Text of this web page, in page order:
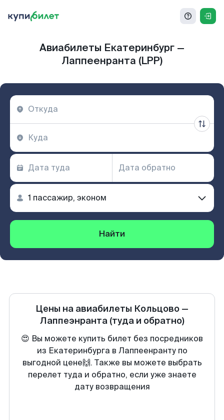
Авиабилеты Екатеринбург —
Лаппеенранта (LPP)
Найти
Цены на авиабилеты Кольцово —
Лаппеэнранта (туда и обратно)
😍 Вы можете купить билет без посредников
из Екатеринбурга в Лаппеенранту по
выгодной цене🙌. Также вы можете выбрать
перелет туда и обратно, если уже знаете
дату возвращения